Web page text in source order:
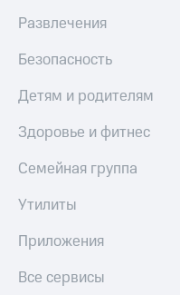
Развлечения
Безопасность
Детям и родителям
Здоровье и фитнес
Семейная группа
Утилиты
Приложения
Все сервисы